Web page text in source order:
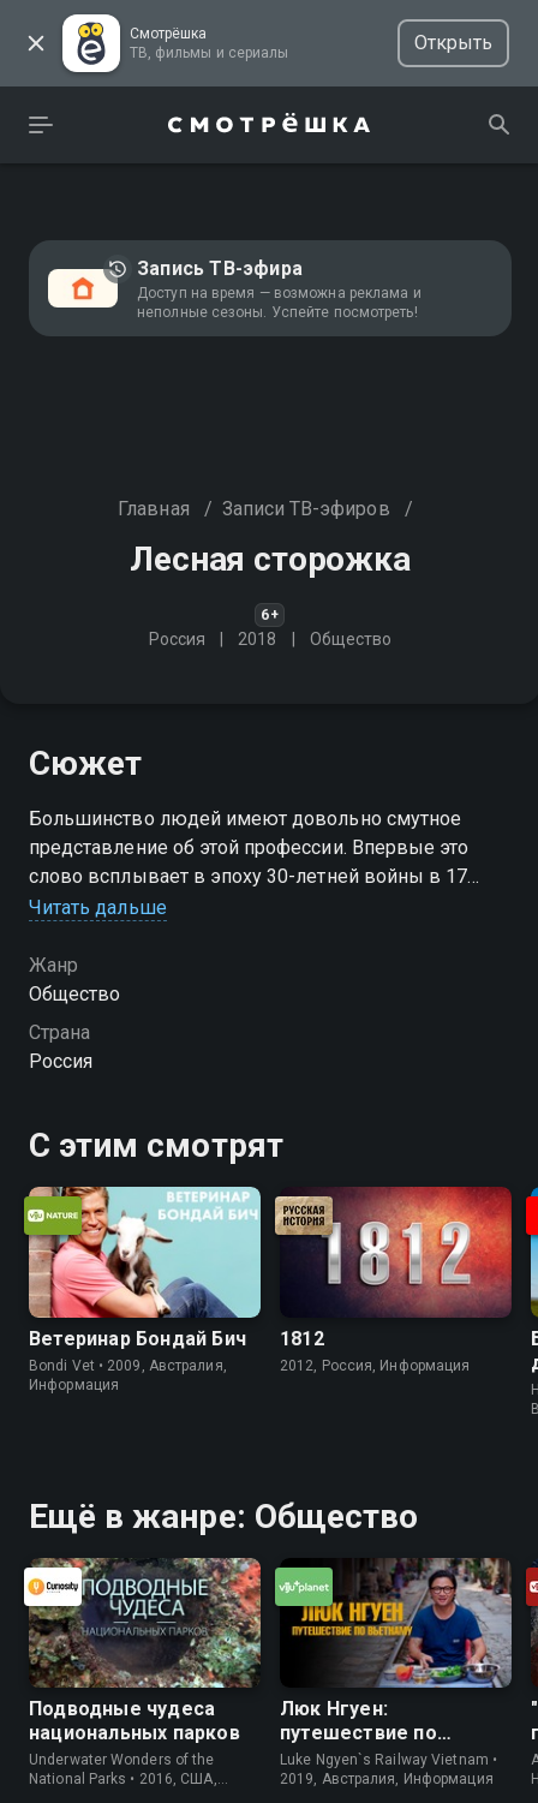
Смотрёшка
ТВ, фильмы и сериалы
Открыть
Запись ТВ-эфира
Доступ на время — возможна реклама и
неполные сезоны. Успейте посмотреть!
Главная / Записи ТВ-эфиров /
Лесная сторожка
6+
Россия 2018 Общество
Сюжет
Большинство людей имеют довольно смутное
представление об этой профессии. Впервые это
слово всплывает в эпоху 30-летней войны в 17
веке. Они - рачительные хозяева и истинные
защита зверей и птиц
Читать дальше
Жанр
Общество
Страна
Россия
С этим смотрят
Ветеринар Бондай Бич
Bondi Vet • 2009, Австралия,
Информация
1812
2012, Россия, Информация
Ещё в жанре: Общество
Подводные чудеса
национальных парков
Underwater Wonders of the
National Parks • 2016, США,
Люк Нгуен:
путешествие по
Вьетнаму
Luke Ngyen`s Railway Vietnam •
2019, Австралия, Информация